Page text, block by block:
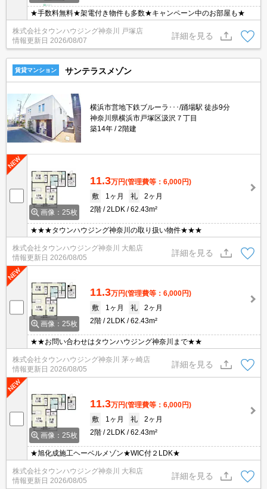
★手数料無料★架電付き物件も多数★キャンペーン中のお部屋も★
株式会社タウンハウジング神奈川 戸塚店
情報更新日 2026/08/07
詳細を見る
賃貸マンション サンテラスメゾン
横浜市営地下鉄ブルーラ･･･/踊場駅 徒歩9分
神奈川県横浜市戸塚区汲沢７丁目
築14年
2階建
画像：25枚
11.3万円(管理費等：6,000円)
敷
1ヶ月 礼
2ヶ月
2階
2LDK 62.43m²
★★★タウンハウジング神奈川の取り扱い物件★★★
株式会社タウンハウジング神奈川 大船店
情報更新日 2026/08/05
詳細を見る
画像：25枚
11.3万円(管理費等：6,000円)
敷
1ヶ月 礼
2ヶ月
2階
2LDK 62.43m²
★★お問い合わせはタウンハウジング神奈川まで★★
株式会社タウンハウジング神奈川 茅ヶ崎店
情報更新日 2026/08/05
詳細を見る
画像：25枚
11.3万円(管理費等：6,000円)
敷
1ヶ月 礼
2ヶ月
2階
2LDK 62.43m²
★旭化成施工ヘーベルメゾン★WIC付２LDK★
株式会社タウンハウジング神奈川 大和店
情報更新日 2026/08/05
詳細を見る